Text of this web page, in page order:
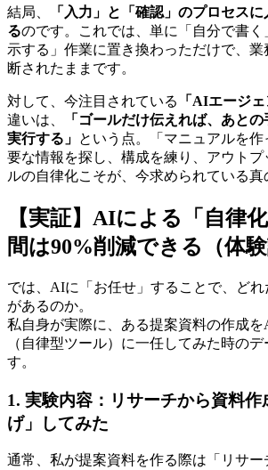
結局、
「入力」と「確認」のプロセス
るのです。これでは、単に「自分で書
示する」作業に置き換わっただけで、
断されたままです。
対して、今注目されている 「AIエージェ
違いは、
「ゴールだけ伝えれば、あと
実行する」 という点。「マニュアルを
要な情報を探し、構成を練り、アウト
ルの自律化こそが、今求められている真
【実証】AIによる「自律
間は90%削減できる（体験
では、AIに「お任せ」することで、どれ
があるのか。
私自身が実際に、ある提案資料の作成を
（自律型ツール）に一任してみた時の
す。
1. 実験内容：リサーチから資料作
げ」してみた
通常、私が提案資料を作る際は「リサ